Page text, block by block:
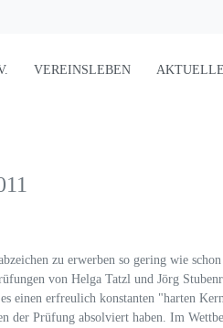
VEREINSLEBEN
zu erwerben so gering wie
von Helga Tatzl und Jörg
einen erfreulich konstanten "harten
der Prüfung absolviert haben. Im